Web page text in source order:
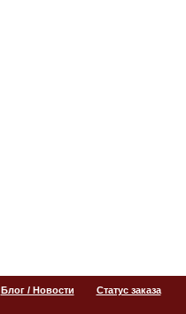
Блог / Новости Статус заказа